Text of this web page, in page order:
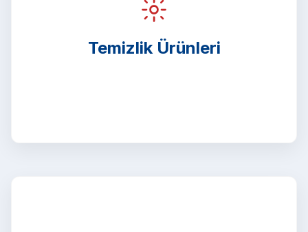
Temizlik Ürünleri